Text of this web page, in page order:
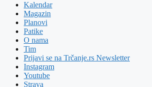
Kalendar
Magazin
Planovi
Patike
O nama
Tim
Prijavi se na Trčanje.rs Newsletter
Instagram
Youtube
Strava